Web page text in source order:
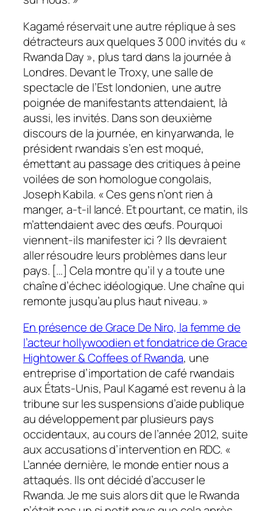
Kagamé réservait une autre réplique à ses
détracteurs aux quelques 3 000 invités du «
Rwanda Day », plus tard dans la journée à
Londres. Devant le Troxy, une salle de
spectacle de l’Est londonien, une autre
poignée de manifestants attendaient, là
aussi, les invités. Dans son deuxième
discours de la journée, en kinyarwanda, le
président rwandais s’en est moqué,
émettant au passage des critiques à peine
voilées de son homologue congolais,
Joseph Kabila. « Ces gens n’ont rien à
manger, a-t-il lancé. Et pourtant, ce matin, ils
m’attendaient avec des œufs. Pourquoi
viennent-ils manifester ici ? Ils devraient
aller résoudre leurs problèmes dans leur
pays. […] Cela montre qu’il y a toute une
chaîne d’échec idéologique. Une chaîne qui
remonte jusqu’au plus haut niveau. »
En présence de Grace De Niro, la femme de
l’acteur hollywoodien et fondatrice de Grace
Hightower & Coffees of Rwanda, une
entreprise d’importation de café rwandais
aux États-Unis, Paul Kagamé est revenu à la
tribune sur les suspensions d’aide publique
au développement par plusieurs pays
occidentaux, au cours de l’année 2012, suite
aux accusations d’intervention en RDC. «
L’année dernière, le monde entier nous a
attaqués. Ils ont décidé d’accuser le
Rwanda. Je me suis alors dit que le Rwanda